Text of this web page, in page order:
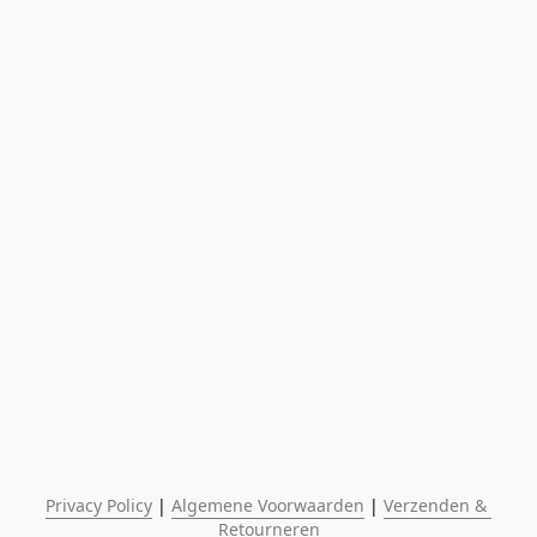
Privacy Policy | Algemene Voorwaarden | Verzenden &
Retourneren